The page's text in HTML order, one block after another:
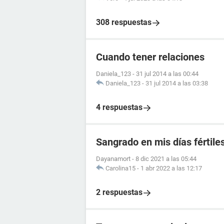
308 respuestas
Cuando tener relaciones
Daniela_123 - 31 jul 2014 a las 00:44
Daniela_123 - 31 jul 2014 a las 03:38
4 respuestas
Sangrado en mis días
Dayanamort - 8 dic 2021 a las 05:44
Carolina15 - 1 abr 2022 a las 12:17
2 respuestas